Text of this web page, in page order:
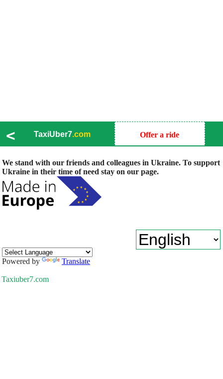
< TaxiUber7.com Offer a ride
We stand with our friends and colleagues in Ukraine. To support
Ukraine in their time of need stay on our page.
Powered by Translate
Taxiuber7.com